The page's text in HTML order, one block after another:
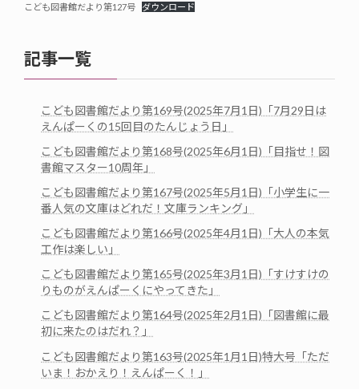
こども図書館だより第127号 ダウンロード
記事一覧
こども図書館だより第169号(2025年7月1日)「7月29日は
えんぱーくの15回目のたんじょう日」
こども図書館だより第168号(2025年6月1日)「目指せ！図
書館マスター10周年」
こども図書館だより第167号(2025年5月1日)「小学生に一
番人気の文庫はどれだ！文庫ランキング」
こども図書館だより第166号(2025年4月1日)「大人の本気
工作は楽しい」
こども図書館だより第165号(2025年3月1日)「すけすけの
りものがえんぱーくにやってきた」
こども図書館だより第164号(2025年2月1日)「図書館に最
初に来たのはだれ？」
こども図書館だより第163号(2025年1月1日)特大号「ただ
いま！おかえり！えんぱーく！」